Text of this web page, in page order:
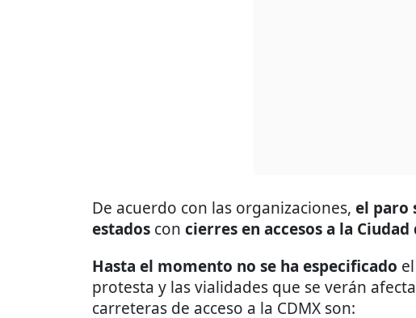
De acuerdo con las organizaciones, el paro
estados con cierres en accesos a la
Hasta el momento no se ha especificado
protesta y las vialidades que se verán
carreteras de acceso a la CDMX son: